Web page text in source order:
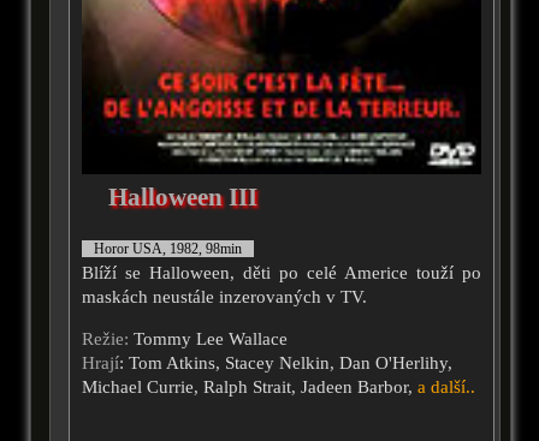
Halloween III
Horor USA, 1982, 98min
Blíží se Halloween, děti po celé Americe touží po
maskách neustále inzerovaných v TV.
Režie: Tommy Lee Wallace
Hrají: Tom Atkins, Stacey Nelkin, Dan O'Herlihy,
Michael Currie, Ralph Strait, Jadeen Barbor, a další..